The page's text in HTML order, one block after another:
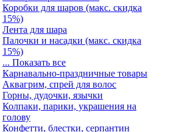
Коробки для шаров (макс. скидка
15%)
Лента для шара
Палочки и насадки (макс. скидка
15%)
... Показать все
Карнавально-праздничные товары
Аквагрим, спрей для волос
Горны, дудочки, язычки
Колпаки, парики, украшения на
голову
Конфетти, блестки, серпантин